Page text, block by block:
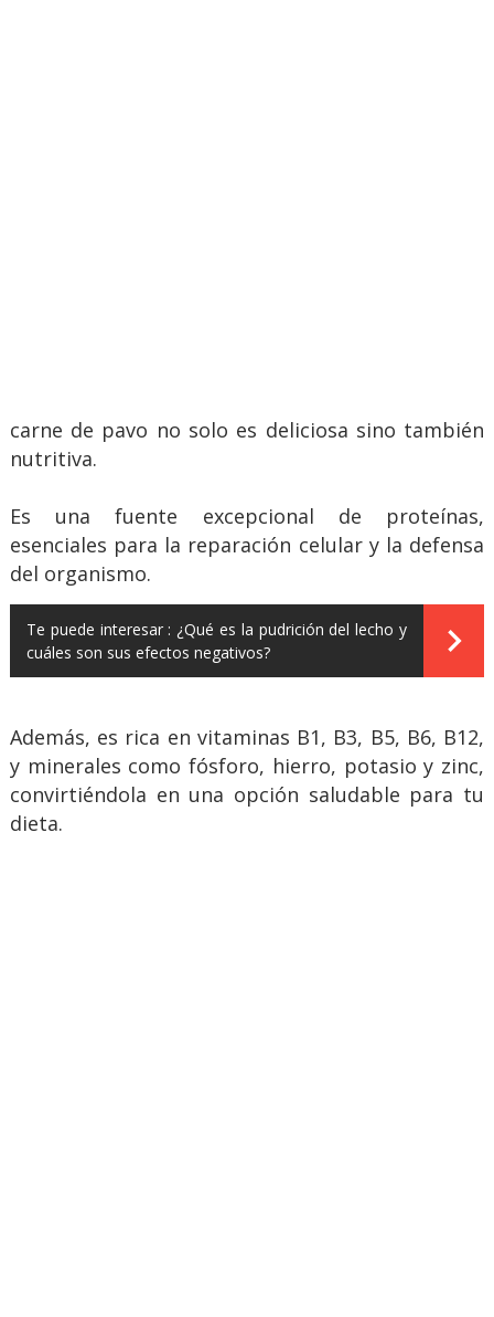
carne de pavo no solo es deliciosa sino también
nutritiva.
Es una fuente excepcional de proteínas,
esenciales para la reparación celular y la defensa
del organismo.
Te puede interesar : ¿Qué es la pudrición del lecho y
cuáles son sus efectos negativos?
Además, es rica en vitaminas B1, B3, B5, B6, B12,
y minerales como fósforo, hierro, potasio y zinc,
convirtiéndola en una opción saludable para tu
dieta.